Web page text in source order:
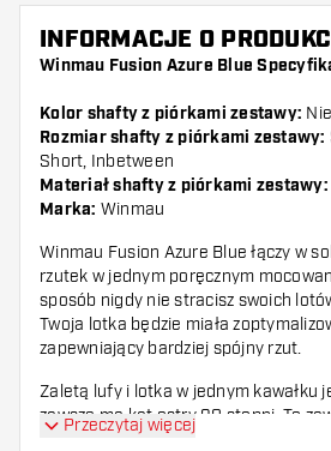
INFORMACJE O
Winmau Fusion Azure Blue
Kolor shafty z piórkami zestawy:
Rozmiar shafty z piórkami zestawy:
Short, Inbetween
Materiał shafty z piórkami zestawy:
Marka: Winmau
Winmau Fusion Azure Blue łączy w
rzutek w jednym poręcznym
sposób nigdy nie stracisz swoich
Twoja lotka będzie miała
zapewniający bardziej spójny rzut.
Zaletą lufy i lotka w jednym kawałku
zawsze ma kąt ostry 90 stopni. To
twojej lotce i tworzy bardziej
Przeczytaj więcej